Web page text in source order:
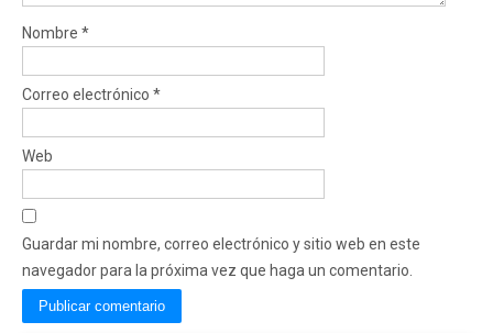
Nombre *
Correo electrónico *
Web
Guardar mi nombre, correo electrónico y sitio web en este
navegador para la próxima vez que haga un comentario.